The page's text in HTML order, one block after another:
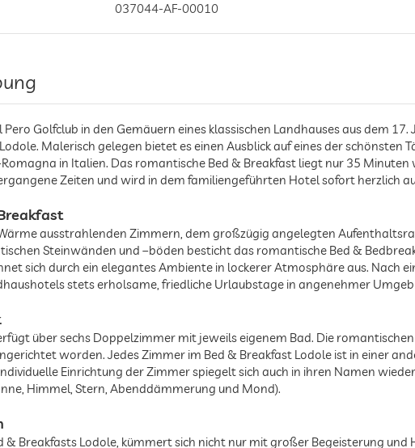
037044-AF-00010
Golfclub in den Gemäuern eines klassischen Landhauses aus dem
Malerisch gelegen bietet es einen Ausblick auf eines der schönsten
in Italien. Das romantische Bed & Breakfast liegt nur 35
Zeiten und wird in dem familiengeführten Hotel sofort herzlich
ausstrahlenden Zimmern, dem großzügig angelegten
Steinwänden und –böden besticht das romantische Bed &
sich durch ein elegantes Ambiente in lockerer Atmosphäre aus. Nach
stets erholsame, friedliche Urlaubstage in angenehmer
über sechs Doppelzimmer mit jeweils eigenem Bad. Die
worden. Jedes Zimmer im Bed & Breakfast Lodole ist in einer
Einrichtung der Zimmer spiegelt sich auch in ihren Namen
Himmel, Stern, Abenddämmerung und Mond).
& Breakfasts Lodole, kümmert sich nicht nur mit großer Begeisterung